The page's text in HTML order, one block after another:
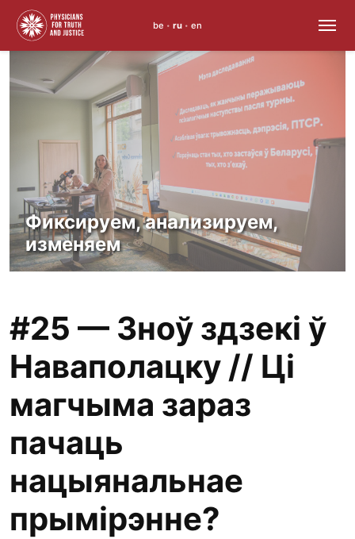
to
content
be • ru • en
Фиксируем, анализируем,
изменяем
#25 — Зноў здзекі ў
Наваполацку // Ці
магчыма зараз
пачаць
нацыянальнае
прымірэнне?